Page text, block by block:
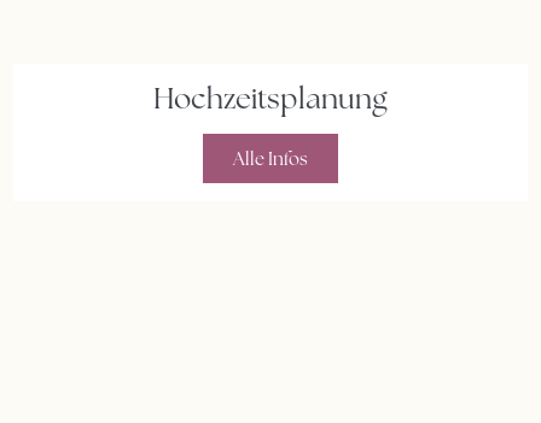
Hochzeitsplanung
Alle Infos